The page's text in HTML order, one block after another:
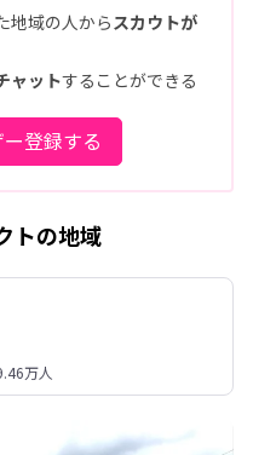
地域の人から スカウトが
ャットすることができる
登録する
トの地域
万人